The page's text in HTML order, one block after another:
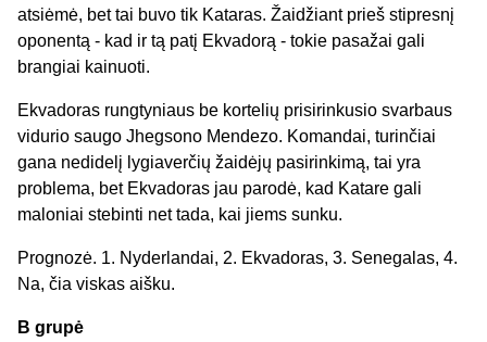
atsiėmė, bet tai buvo tik Kataras. Žaidžiant prieš stipresnį
oponentą - kad ir tą patį Ekvadorą - tokie pasažai gali
brangiai kainuoti.
Ekvadoras rungtyniaus be kortelių prisirinkusio svarbaus
vidurio saugo Jhegsono Mendezo. Komandai, turinčiai
gana nedidelį lygiaverčių žaidėjų pasirinkimą, tai yra
problema, bet Ekvadoras jau parodė, kad Katare gali
maloniai stebinti net tada, kai jiems sunku.
Prognozė. 1. Nyderlandai, 2. Ekvadoras, 3. Senegalas, 4.
Na, čia viskas aišku.
B grupė